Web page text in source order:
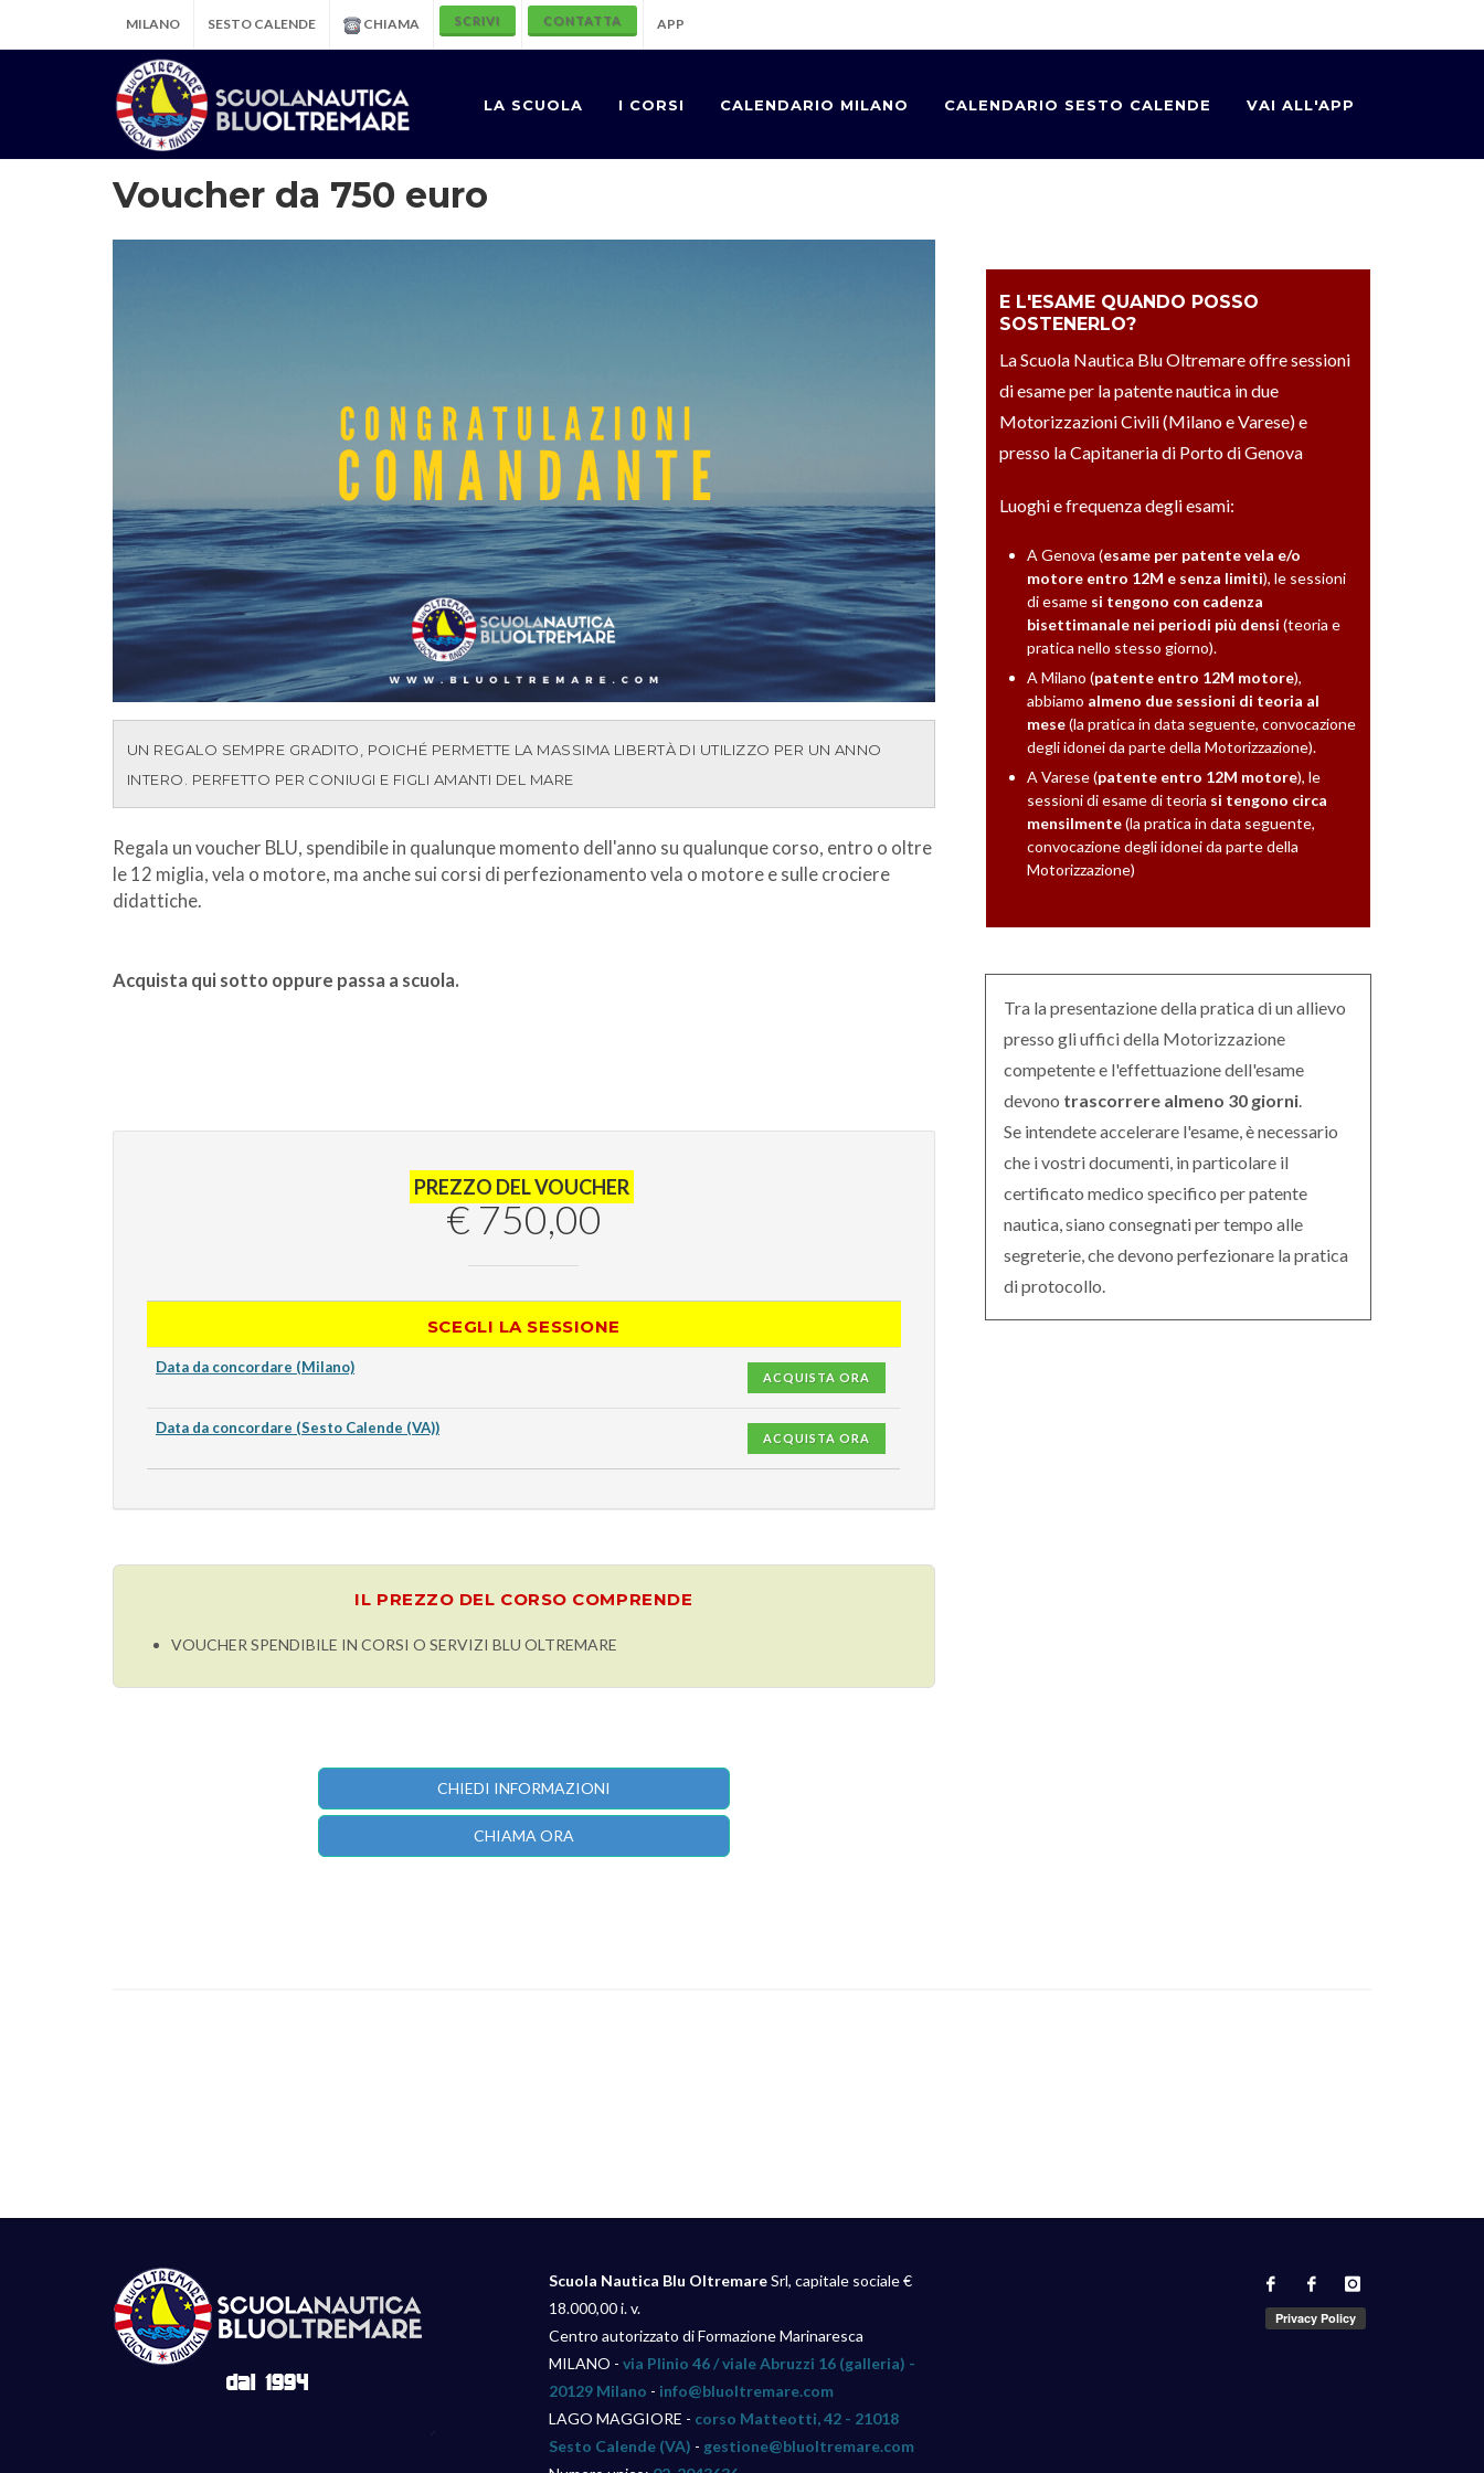
MILANO SESTO CALENDE CHIAMA SCRIVI CONTATTA APP
LA SCUOLA I CORSI CALENDARIO MILANO CALENDARIO SESTO CALENDE VAI ALL'APP
Voucher da 750 euro
UN REGALO SEMPRE GRADITO, POICHÉ PERMETTE LA MASSIMA LIBERTÀ DI UTILIZZO PER UN ANNO
INTERO. PERFETTO PER CONIUGI E FIGLI AMANTI DEL MARE
Regala un voucher BLU, spendibile in qualunque momento dell'anno su qualunque corso, entro o oltre
le 12 miglia, vela o motore, ma anche sui corsi di perfezionamento vela o motore e sulle crociere
didattiche.
Acquista qui sotto oppure passa a scuola.
PREZZO DEL VOUCHER
€ 750,00
SCEGLI LA SESSIONE
Data da concordare (Milano)
ACQUISTA ORA
Data da concordare (Sesto Calende (VA))
ACQUISTA ORA
IL PREZZO DEL CORSO COMPRENDE
VOUCHER SPENDIBILE IN CORSI O SERVIZI BLU OLTREMARE
CHIEDI INFORMAZIONI
CHIAMA ORA
E L'ESAME QUANDO POSSO
SOSTENERLO?
La Scuola Nautica Blu Oltremare offre sessioni
di esame per la patente nautica in due
Motorizzazioni Civili (Milano e Varese) e
presso la Capitaneria di Porto di Genova
Luoghi e frequenza degli esami:
A Genova (esame per patente vela e/o
motore entro 12M e senza limiti), le sessioni
di esame si tengono con cadenza
bisettimanale nei periodi più densi (teoria e
pratica nello stesso giorno).
A Milano (patente entro 12M motore),
abbiamo almeno due sessioni di teoria al
mese(la pratica in data seguente, convocazione
degli idonei da parte della Motorizzazione).
A Varese (patente entro 12M motore), le
sessioni di esame di teoria si tengono circa
mensilmente(la pratica in data seguente,
convocazione degli idonei da parte della
Motorizzazione)
Tra la presentazione della pratica di un allievo
presso gli uffici della Motorizzazione
competente e l'effettuazione dell'esame
devono trascorrere almeno 30 giorni.
Se intendete accelerare l'esame, è necessario
che i vostri documenti, in particolare il
certificato medico specifico per patente
nautica, siano consegnati per tempo alle
segreterie, che devono perfezionare la pratica
di protocollo.
Scuola Nautica Blu OltremareSrl, capitale sociale €
18.000,00 i. v.
Centro autorizzato di Formazione Marinaresca
MILANO - via Plinio 46 / viale Abruzzi 16 (galleria) -
20129 Milano - info@bluoltremare.com
LAGO MAGGIORE - corso Matteotti, 42 - 21018
Sesto Calende (VA) - gestione@bluoltremare.com